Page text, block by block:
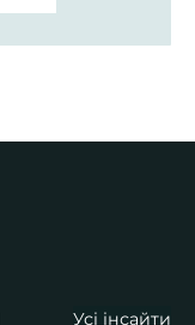
Усі інсайти